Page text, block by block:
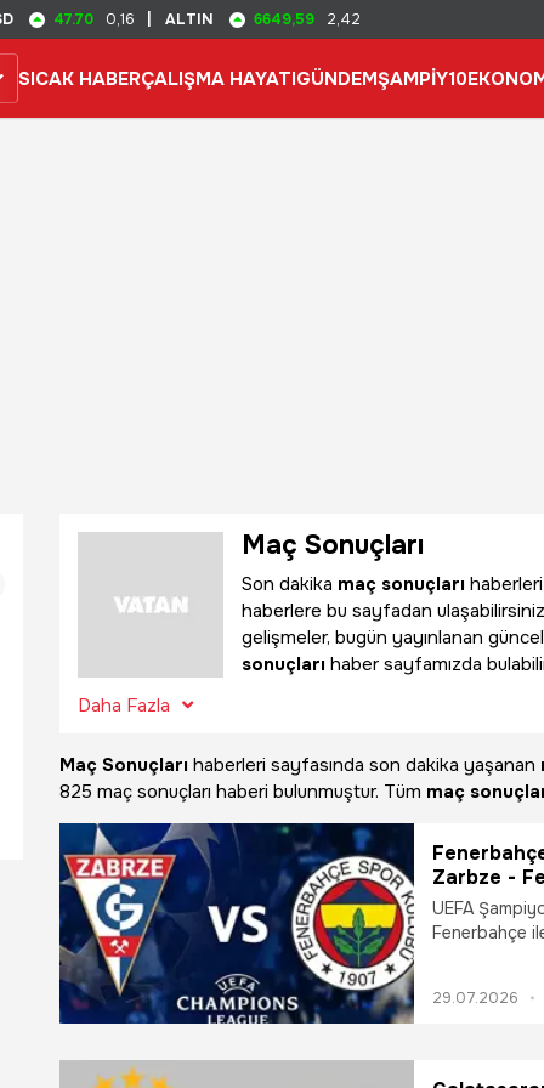
47.70 0,16 ALTIN 6649,59 2,42
SICAK HABERÇALIŞMA HAYATIGÜNDEMŞAMPİY10
Maç Sonuçları
Son dakika maç sonuçları
haberlere bu sayfadan
gelişmeler, bugün yayınlanan
sonuçları haber sayfamızda
Daha Fazla
Maç Sonuçları haberleri sayfasında son dakika yaşanan
825 maç sonuçları haberi bulunmuştur. Tüm maç
Zarbze -
Zarbze -
Zarbze -
UEFA
Fenerbahçe
yayınladı?
29.07.2026